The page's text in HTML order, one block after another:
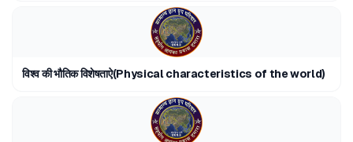
विश्व की भौतिक विशेषताऐ(Physical characteristics of the world)